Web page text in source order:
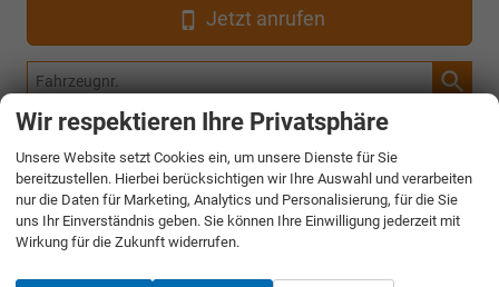
Jetzt anrufen
Fahrzeugnr.
AUDI
Wir respektieren Ihre Privatsphäre
Unsere Website setzt Cookies ein, um unsere Dienste für Sie
bereitzustellen. Hierbei berücksichtigen wir Ihre Auswahl und verarbeiten
nur die Daten für Marketing, Analytics und Personalisierung, für die Sie
uns Ihr Einverständnis geben. Sie können Ihre Einwilligung jederzeit mit
Wirkung für die Zukunft widerrufen.